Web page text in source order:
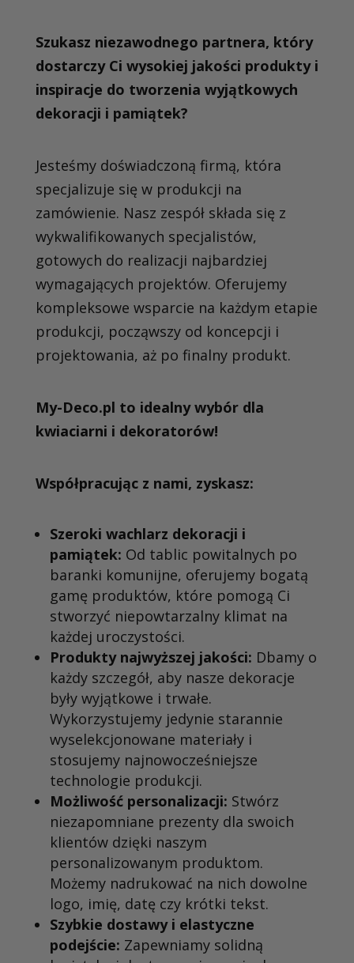
Szukasz niezawodnego partnera, który
dostarczy Ci wysokiej jakości produkty i
inspiracje do tworzenia wyjątkowych
dekoracji i pamiątek?
Jesteśmy doświadczoną firmą, która
specjalizuje się w produkcji na
zamówienie. Nasz zespół składa się z
wykwalifikowanych specjalistów,
gotowych do realizacji najbardziej
wymagających projektów. Oferujemy
kompleksowe wsparcie na każdym etapie
produkcji, począwszy od koncepcji i
projektowania, aż po finalny produkt.
My-Deco.pl to idealny wybór dla
kwiaciarni i dekoratorów!
Współpracując z nami, zyskasz:
Szeroki wachlarz dekoracji i
pamiątek: Od tablic powitalnych po
baranki komunijne, oferujemy bogatą
gamę produktów, które pomogą Ci
stworzyć niepowtarzalny klimat na
każdej uroczystości.
Produkty najwyższej jakości: Dbamy o
każdy szczegół, aby nasze dekoracje
były wyjątkowe i trwałe.
Wykorzystujemy jedynie starannie
wyselekcjonowane materiały i
stosujemy najnowocześniejsze
technologie produkcji.
Możliwość personalizacji: Stwórz
niezapomniane prezenty dla swoich
klientów dzięki naszym
personalizowanym produktom.
Możemy nadrukować na nich dowolne
logo, imię, datę czy krótki tekst.
Szybkie dostawy i elastyczne
podejście: Zapewniamy solidną